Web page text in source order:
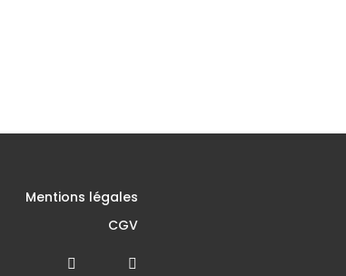
Mentions légales
CGV